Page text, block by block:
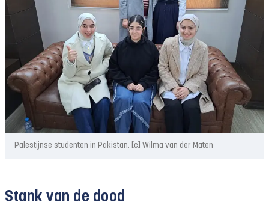
Palestijnse studenten in Pakistan. [c] Wilma van der Maten
Stank van de dood